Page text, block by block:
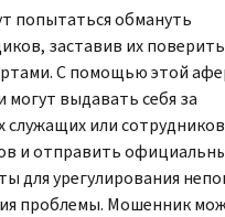
попытаться обмануть
заставив их
С помощью этой
выдавать себя за
служащих или
и отправить
для урегулирования
проблемы. Мошенник